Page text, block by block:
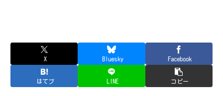
X Bluesky Facebook
はてブ LINE コピー